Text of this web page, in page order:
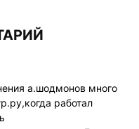
а.шодмонов много
работал